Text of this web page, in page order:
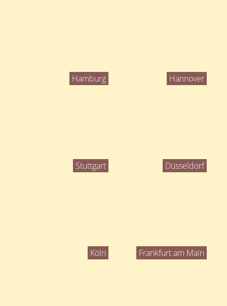
Hamburg Hannover
Stuttgart Düsseldorf
Köln Frankfurt am Main